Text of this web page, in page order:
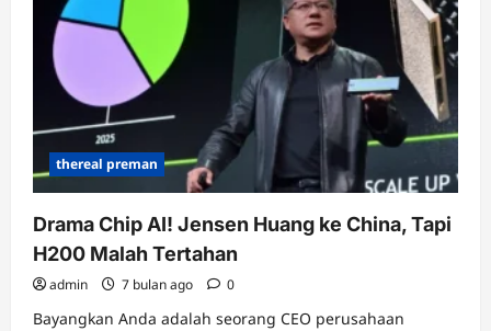
dalam
Perang
Nuklir
Melawan
Rusia
dan
thereal preman
Drama Chip AI! Jensen Huang ke China, Tapi
H200 Malah Tertahan
admin 7 bulan ago 0
Bayangkan Anda adalah seorang CEO perusahaan